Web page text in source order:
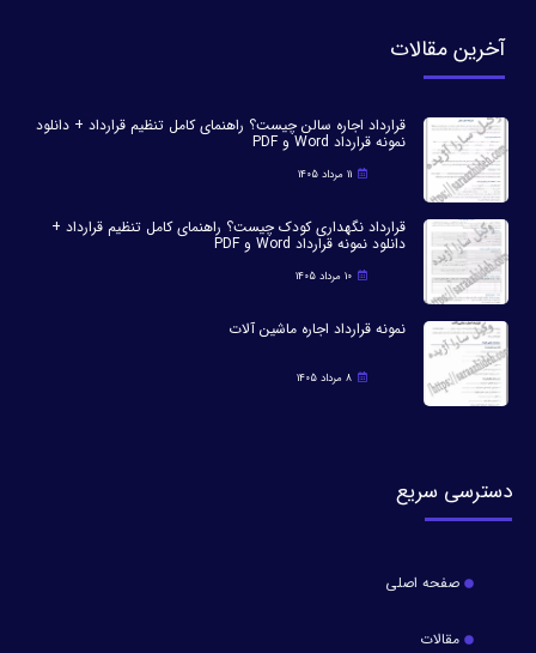
آخرین مقالات
قرارداد اجاره سالن چیست؟ راهنمای کامل تنظیم قرارداد + دانلود
نمونه قرارداد Word و PDF
11 مرداد 1405
قرارداد نگهداری کودک چیست؟ راهنمای کامل تنظیم قرارداد +
دانلود نمونه قرارداد Word و PDF
10 مرداد 1405
نمونه قرارداد اجاره ماشین آلات
8 مرداد 1405
دسترسی سریع
صفحه اصلی
مقالات